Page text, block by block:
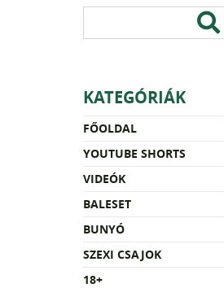
KATEGÓRIÁK
FŐOLDAL
YOUTUBE SHORTS
VIDEÓK
BALESET
BUNYÓ
SZEXI CSAJOK
18+